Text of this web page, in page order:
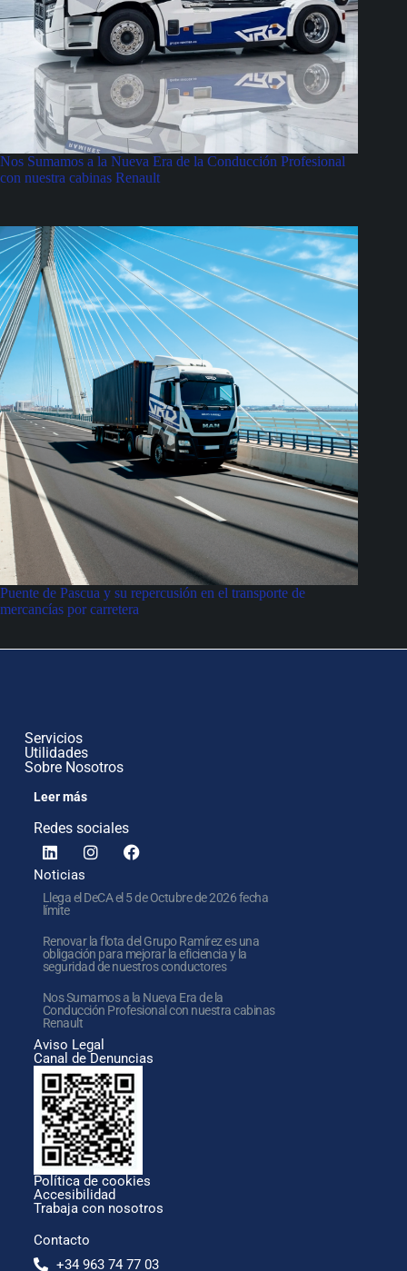
Nos Sumamos a la Nueva Era de la Conducción Profesional
con nuestra cabinas Renault
Puente de Pascua y su repercusión en el transporte de
mercancías por carretera
Servicios
Utilidades
Sobre Nosotros
Leer más
Redes sociales
Noticias
Llega el DeCA el 5 de Octubre de 2026 fecha
límite
Renovar la flota del Grupo Ramírez es una
obligación para mejorar la eficiencia y la
seguridad de nuestros conductores
Nos Sumamos a la Nueva Era de la
Conducción Profesional con nuestra cabinas
Renault
Aviso Legal
Canal de Denuncias
Política de cookies
Accesibilidad
Trabaja con nosotros
Contacto
+34 963 74 77 03